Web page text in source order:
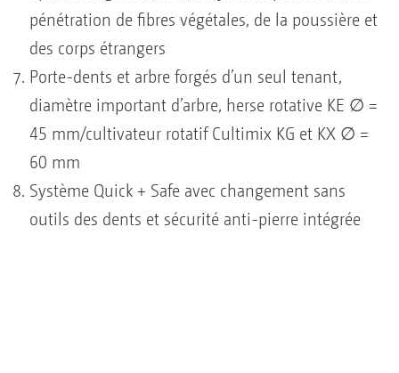
pénétration de fibres végétales, de la poussière et
des corps étrangers
Porte-dents et arbre forgés d’un seul tenant,
diamètre important d’arbre, herse rotative KE ∅ =
45 mm/cultivateur rotatif Cultimix KG et KX ∅ =
60 mm
Système Quick + Safe avec changement sans
outils des dents et sécurité anti-pierre intégrée